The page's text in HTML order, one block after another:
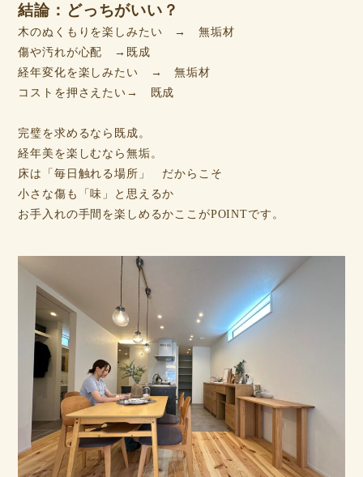
結論：どっちがいい？
木のぬくもりを楽しみたい → 無垢材
傷や汚れが心配 →既成
経年変化を楽しみたい → 無垢材
コストを押さえたい→ 既成
完璧を求めるなら既成。
経年美を楽しむなら無垢。
床は「毎日触れる場所」 だからこそ
小さな傷も「味」と思えるか
お手入れの手間を楽しめるかここがPOINTです。